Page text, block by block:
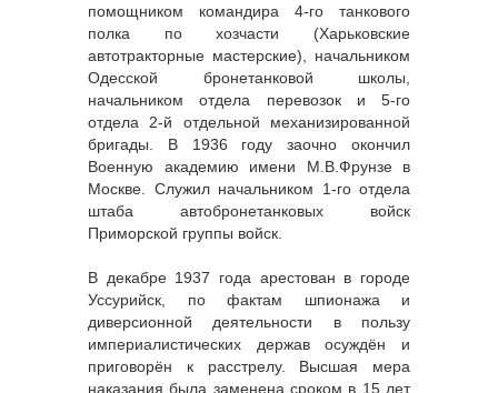
помощником командира 4-го танкового
полка по хозчасти (Харьковские
автотракторные мастерские), начальником
Одесской бронетанковой школы,
начальником отдела перевозок и 5-го
отдела 2-й отдельной механизированной
бригады. В 1936 году заочно окончил
Военную академию имени М.В.Фрунзе в
Москве. Служил начальником 1-го отдела
штаба автобронетанковых войск
Приморской группы войск.
В декабре 1937 года арестован в городе
Уссурийск, по фактам шпионажа и
диверсионной деятельности в пользу
империалистических держав осуждён и
приговорён к расстрелу. Высшая мера
наказания была заменена сроком в 15 лет